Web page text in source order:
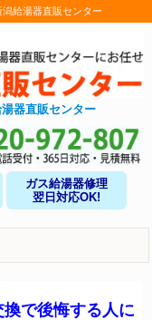
給湯器直販センター
器直販センター
ガス給湯器修理
翌日対応OK!
で後悔する人に